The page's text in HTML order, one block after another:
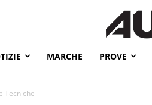
MARCHE PROVE
Tecniche